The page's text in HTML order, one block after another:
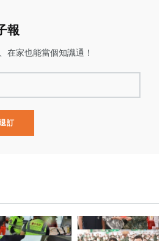
報
在家也能當個知識通！
訂